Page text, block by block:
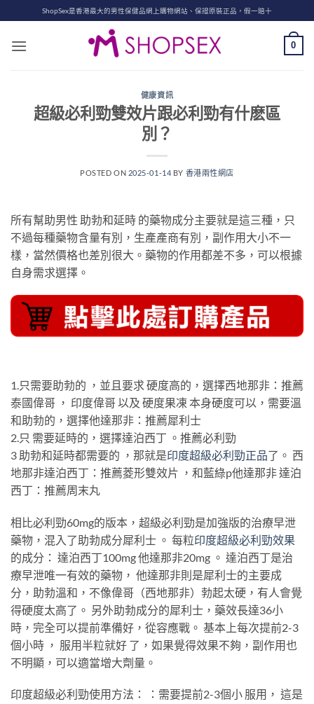
to
content
ShopSex是香港最大的男性保健品網上購物網站、保證原裝正品，假一賠十
0
健康資訊
超級必利勁雙效片跟必利勁有什麽區
別？
POSTED ON 2025-01-14 BY 香港兩性網店
所有幫助男性 助勃和延時 的藥物成分主要就是這三種，只
不過每種藥物含量有別，生產產商有別，副作用大小不一
樣，當然價格也差別很大。藥物的作用都差不多，可以根據
自身需求選擇。
1.只需要助勃的 ，並且要求 硬度高的，選擇​​西地那非：推薦
泰國偉哥 ， 印度偉哥 以及 硬度果凍 本身硬度可以，需要溫
和助勃的，選擇他達那非：推薦犀利士
2.只 需要延時的，選擇達泊西丁 。推薦必利勁
3 助勃和延時都需要的 ，那就是印度超級必利勁正品了。 西
地那非達泊西丁：推薦菱形雙效片 ，和藍綠p他達那非 達泊
西丁：推薦周末丸
相比必利勁60mg的版本，超級必利勁是加強版的治療早泄
藥物，混入了助勃成分犀利士 。 每粒印度超級必利勁效果
的成分： 達泊西丁100mg 他達那非20mg 。 達泊西丁是治
療早泄唯一有效的藥物， 他達那非則是犀利士的主要成
分，助勃溫和，不像偉哥（西地那非）勃起太硬，有人會覺
得硬度太高了。 另外助勃成分的犀利士，藥效長達36小
時，完全可以提前準備好，從容應戰。 基本上每次提前2-3
個小時 ， 服用半粒就好 了，如果覺得效果不夠，副作用也
不明顯，可以適當增大劑量。
印度超級必利勁使用方法： ：需要提前2-3個小 服用， 這是